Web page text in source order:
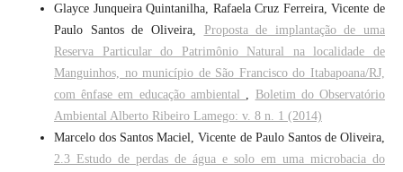
Glayce Junqueira Quintanilha, Rafaela Cruz Ferreira, Vicente de
Paulo Santos de Oliveira, Proposta de implantação de uma
Reserva Particular do Patrimônio Natural na localidade de
Manguinhos, no município de São Francisco do Itabapoana/RJ,
com ênfase em educação ambiental
Boletim do Observatório
Ambiental Alberto Ribeiro Lamego: v. 8 n. 1 (2014)
Marcelo dos Santos Maciel, Vicente de Paulo Santos de Oliveira,
2.3 Estudo de perdas de água e solo em uma microbacia do